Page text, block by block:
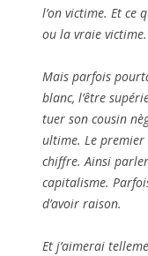
l’on victime. Et ce
ou la vraie victime.
Mais parfois
blanc, l’être
tuer son cousin
ultime. Le premier
chiffre. Ainsi
capitalisme.
d’avoir raison.
Et j’aimerai